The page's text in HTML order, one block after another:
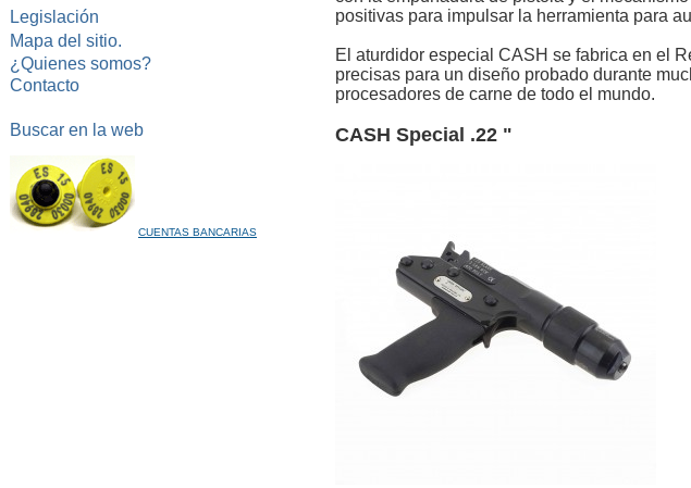
Legislación
Mapa del sitio.
¿Quienes somos?
Contacto
Buscar en la web
CUENTAS BANCARIAS
positivas para impulsar la herramienta para
El aturdidor especial CASH se fabrica en el
precisas para un diseño probado durante
procesadores de carne de todo el mundo.
CASH Special .22 "